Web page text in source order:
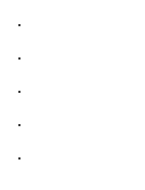
.
.
.
.
.